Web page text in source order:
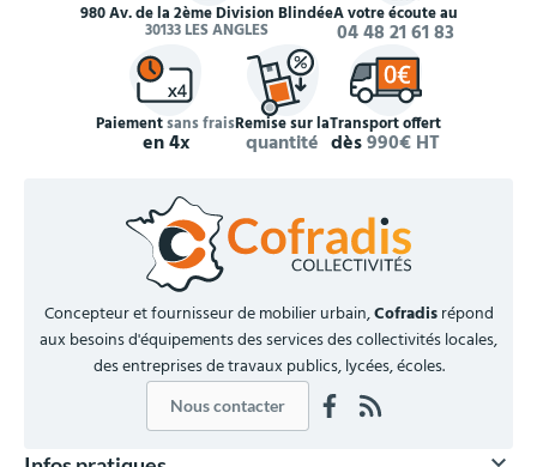
980 Av. de la 2ème Division Blindée
30133 LES ANGLES
À votre écoute au
04 48 21 61 83
Paiementsans frais
en 4x
Remise sur la
quantité
Transport offert
dès990€ HT
Concepteur et fournisseur de mobilier urbain,Cofradisrépond
aux besoins d'équipements des services des collectivités locales,
des entreprises de travaux publics, lycées, écoles.
Nous contacter